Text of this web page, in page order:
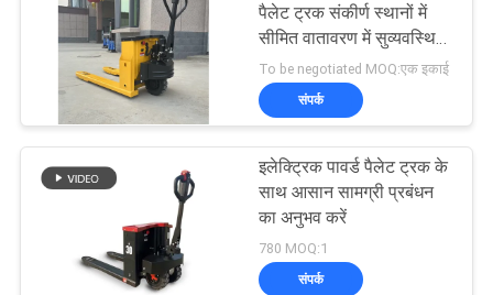
विनती
साइटमैप
PRIVACY
POLICY
हाइड्रोलिक हैंड पैलेट
ट्रक
28
पैलेट ट्रक संकीर्ण स्थानों में
सीमित वातावरण में सुव्यवस्थित
संरचना
To be negotiated MOQ:एक इकाई
संपर्क
इलेक्ट्रिक पावर्ड पैलेट ट्रक के
साथ आसान सामग्री प्रबंधन
का अनुभव करें
780 MOQ:1
संपर्क